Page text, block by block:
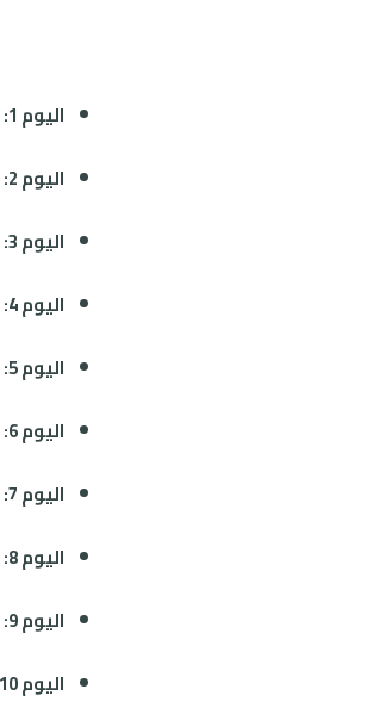
اليوم 1:
اليوم 2:
اليوم 3:
اليوم 4:
اليوم 5:
اليوم 6:
اليوم 7:
اليوم 8:
اليوم 9:
اليوم 10: